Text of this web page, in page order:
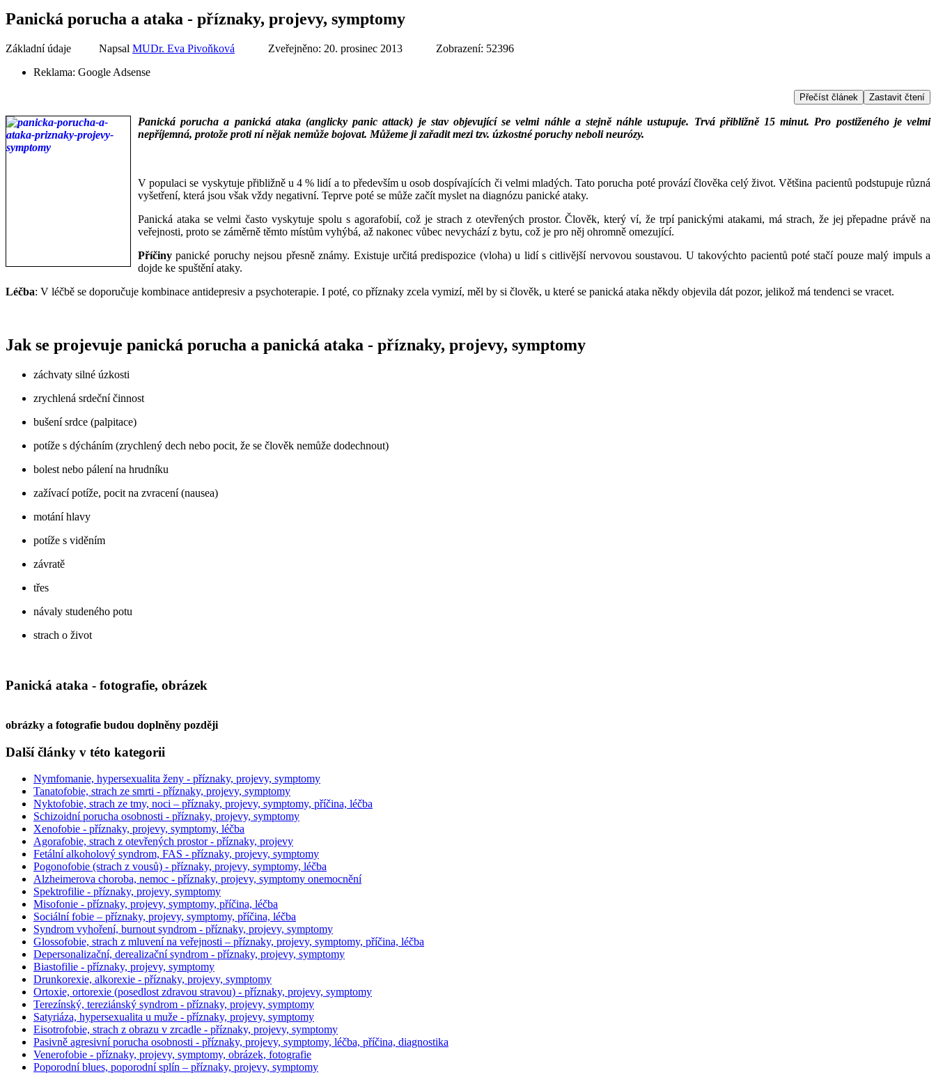
Panická porucha a ataka - příznaky, projevy, symptomy
Základní údaje Napsal MUDr. Eva Pivoňková Zveřejněno: 20. prosinec 2013
Zobrazení: 52396
Reklama: Google Adsense
Přečíst článek Zastavit čtení
Panická porucha a panická ataka (anglicky panic attack) je stav objevující se velmi náhle a stejně náhle ustupuje. Trvá přibližně 15 minut. Pro postiženého je velmi
nepříjemná, protože proti ní nějak nemůže bojovat. Můžeme ji zařadit mezi tzv. úzkostné poruchy neboli neurózy.
V populaci se vyskytuje přibližně u 4 % lidí a to především u osob dospívajících či velmi mladých. Tato porucha poté provází člověka celý život. Většina pacientů podstupuje různá
vyšetření, která jsou však vždy negativní. Teprve poté se může začít myslet na diagnózu panické ataky.
Panická ataka se velmi často vyskytuje spolu s agorafobií, což je strach z otevřených prostor. Člověk, který ví, že trpí panickými atakami, má strach, že jej přepadne právě na
veřejnosti, proto se záměrně těmto místům vyhýbá, až nakonec vůbec nevychází z bytu, což je pro něj ohromně omezující.
Příčiny panické poruchy nejsou přesně známy. Existuje určitá predispozice (vloha) u lidí s citlivější nervovou soustavou. U takovýchto pacientů poté stačí pouze malý impuls a
dojde ke spuštění ataky.
Léčba: V léčbě se doporučuje kombinace antidepresiv a psychoterapie. I poté, co příznaky zcela vymizí, měl by si člověk, u které se panická ataka někdy objevila dát pozor, jelikož má tendenci se vracet.
Jak se projevuje panická porucha a panická ataka - příznaky, projevy, symptomy
záchvaty silné úzkosti
zrychlená srdeční činnost
bušení srdce (palpitace)
potíže s dýcháním (zrychlený dech nebo pocit, že se člověk nemůže dodechnout)
bolest nebo pálení na hrudníku
zažívací potíže, pocit na zvracení (nausea)
motání hlavy
potíže s viděním
závratě
třes
návaly studeného potu
strach o život
Panická ataka - fotografie, obrázek
obrázky a fotografie budou doplněny později
Další články v této kategorii
Nymfomanie, hypersexualita ženy - příznaky, projevy, symptomy
Tanatofobie, strach ze smrti - příznaky, projevy, symptomy
Nyktofobie, strach ze tmy, noci – příznaky, projevy, symptomy, příčina, léčba
Schizoidní porucha osobnosti - příznaky, projevy, symptomy
Xenofobie - příznaky, projevy, symptomy, léčba
Agorafobie, strach z otevřených prostor - příznaky, projevy
Fetální alkoholový syndrom, FAS - příznaky, projevy, symptomy
Pogonofobie (strach z vousů) - příznaky, projevy, symptomy, léčba
Alzheimerova choroba, nemoc - příznaky, projevy, symptomy onemocnění
Spektrofilie - příznaky, projevy, symptomy
Misofonie - příznaky, projevy, symptomy, příčina, léčba
Sociální fobie – příznaky, projevy, symptomy, příčina, léčba
Syndrom vyhoření, burnout syndrom - příznaky, projevy, symptomy
Glossofobie, strach z mluvení na veřejnosti – příznaky, projevy, symptomy, příčina, léčba
Depersonalizační, derealizační syndrom - příznaky, projevy, symptomy
Biastofilie - příznaky, projevy, symptomy
Drunkorexie, alkorexie - příznaky, projevy, symptomy
Ortoxie, ortorexie (posedlost zdravou stravou) - příznaky, projevy, symptomy
Terezínský, tereziánský syndrom - příznaky, projevy, symptomy
Satyriáza, hypersexualita u muže - příznaky, projevy, symptomy
Eisotrofobie, strach z obrazu v zrcadle - příznaky, projevy, symptomy
Pasivně agresivní porucha osobnosti - příznaky, projevy, symptomy, léčba, příčina, diagnostika
Venerofobie - příznaky, projevy, symptomy, obrázek, fotografie
Poporodní blues, poporodní splín – příznaky, projevy, symptomy